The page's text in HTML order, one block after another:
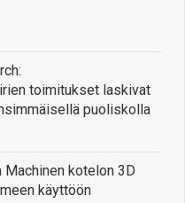
toimitukset laskivat
puoliskolla
kotelon 3D
käyttöön